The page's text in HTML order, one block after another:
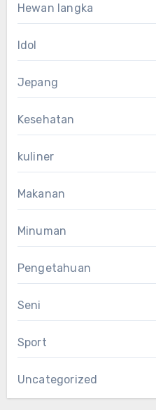
Hewan langka
Idol
Jepang
Kesehatan
kuliner
Makanan
Minuman
Pengetahuan
Seni
Sport
Uncategorized